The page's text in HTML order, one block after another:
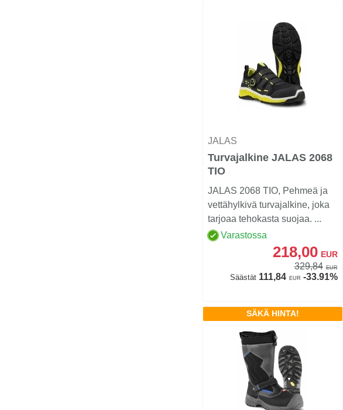
JALAS
Turvajalkine JALAS 2068
TIO
JALAS 2068 TIO, Pehmeä ja
vettähylkivä turvajalkine, joka
tarjoaa tehokasta suojaa. ...
Varastossa
218,00 EUR
329,84 EUR
Säästät111,84 EUR -33.91%
SÄKÄ HINTA!